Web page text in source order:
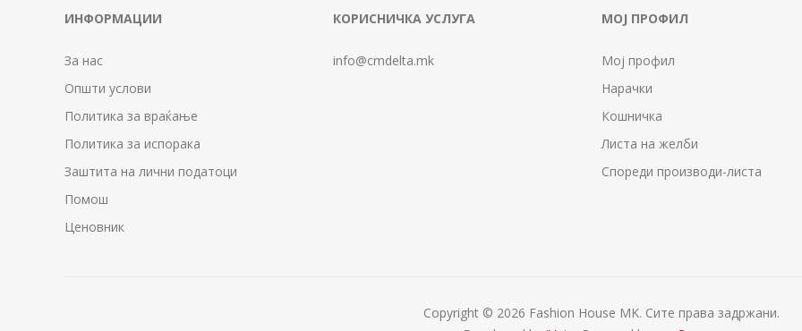
ИНФОРМАЦИИ
За нас
Општи услови
Политика за враќање
Политика за испорака
Заштита на лични податоци
Помош
Ценовник
КОРИСНИЧКА УСЛУГА
info@cmdelta.mk
МОЈ ПРОФИЛ
Мој профил
Нарачки
Кошничка
Листа на желби
Спореди производи-листа
Copyright © 2026 Fashion House MK. Сите права задржани.